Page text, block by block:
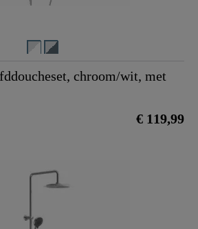
chroom/wit, met
€ 119,99